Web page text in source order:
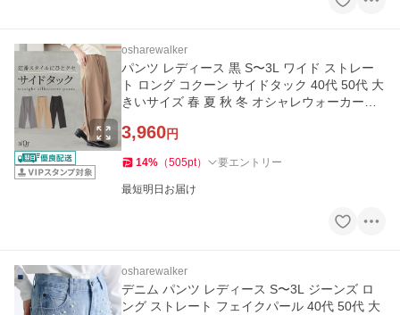
osharewalker
パンツ レディース 黒 S〜3L ワイド ストレー
ト ロング コクーン サイドタック 40代 50代 大
きいサイズ 春 夏 秋 冬 オシャレウォーカー
3,960円
14% （505pt） 要エントリー
最短明日お届け
osharewalker
デニム パンツ レディース S〜3L ジーンズ ロ
ング ストレート フェイクパール 40代 50代 大